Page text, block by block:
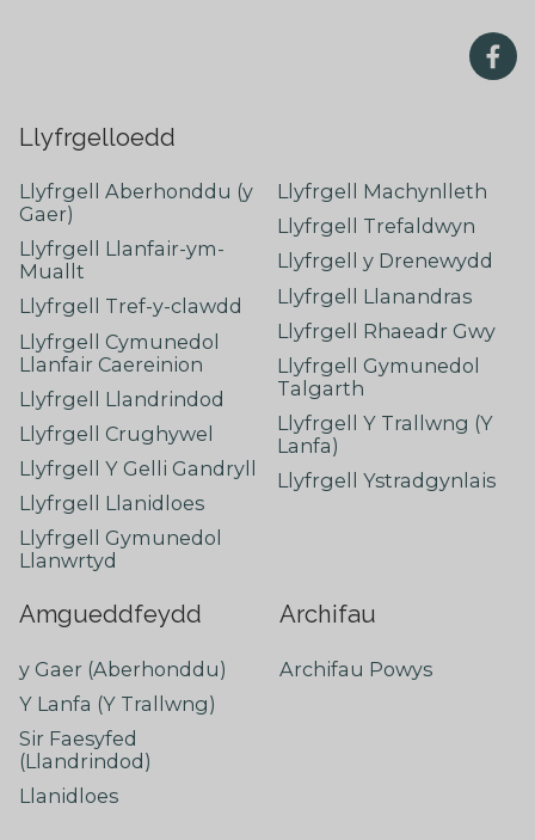
Llyfrgelloedd
Llyfrgell Aberhonddu (y
Gaer)
Llyfrgell Llanfair-ym-
Muallt
Llyfrgell Tref-y-clawdd
Llyfrgell Cymunedol
Llanfair Caereinion
Llyfrgell Llandrindod
Llyfrgell Crughywel
Llyfrgell Y Gelli Gandryll
Llyfrgell Llanidloes
Llyfrgell Gymunedol
Llanwrtyd
Llyfrgell Machynlleth
Llyfrgell Trefaldwyn
Llyfrgell y Drenewydd
Llyfrgell Llanandras
Llyfrgell Rhaeadr Gwy
Llyfrgell Gymunedol
Talgarth
Llyfrgell Y Trallwng (Y
Lanfa)
Llyfrgell Ystradgynlais
Amgueddfeydd
y Gaer (Aberhonddu)
Y Lanfa (Y Trallwng)
Sir Faesyfed
(Llandrindod)
Llanidloes
Archifau
Archifau Powys